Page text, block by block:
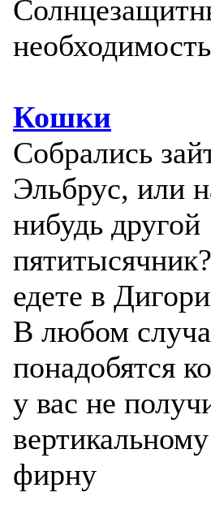
Кошки
Собрались
Эльбрус, или
нибудь другой
едете в
В любом
понадобятся
у вас не
фирну